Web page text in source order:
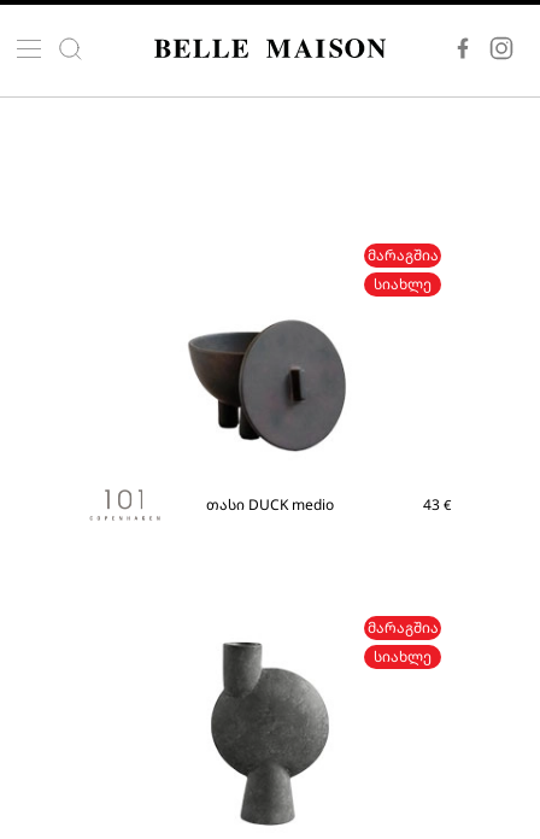
ᲛᲐᲠᲐᲒᲨᲘᲐ
ᲡᲘᲐᲮᲚᲔ
თასი DUCK medio 43 €
ᲛᲐᲠᲐᲒᲨᲘᲐ
ᲡᲘᲐᲮᲚᲔ